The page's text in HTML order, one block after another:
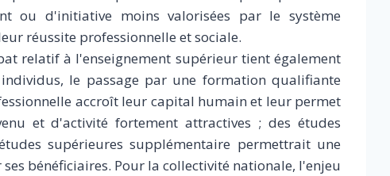
ou d'initiative moins valorisées par le système
réussite professionnelle et sociale.
relatif à l'enseignement supérieur tient également
le passage par une formation qualifiante
accroît leur capital humain et leur permet
et d'activité fortement attractives ; des études
supérieures supplémentaire permettrait une
bénéficiaires. Pour la collectivité nationale, l'enjeu